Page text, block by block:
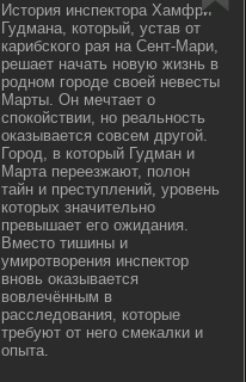
История инспектора Хамфри
Гудмана, который, устав от
карибского рая на Сент-Мари,
решает начать новую жизнь в
родном городе своей невесты
Марты. Он мечтает о
спокойствии, но реальность
оказывается совсем другой.
Город, в который Гудман и
Марта переезжают, полон
тайн и преступлений, уровень
которых значительно
превышает его ожидания.
Вместо тишины и
умиротворения инспектор
вновь оказывается
вовлечённым в
расследования, которые
требуют от него смекалки и
опыта.